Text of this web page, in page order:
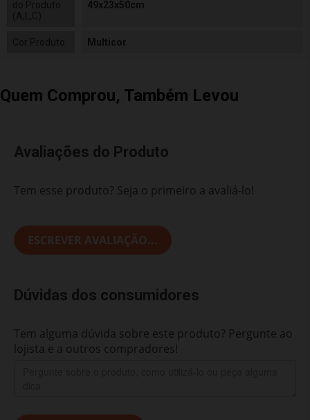
49x23x50cm
Multicor
Quem Comprou, Também Levou
Avaliações do Produto
Tem esse produto? Seja o primeiro a avaliá-lo!
ESCREVER AVALIAÇÃO...
Dúvidas dos consumidores
Tem alguma dúvida sobre este produto? Pergunte ao
lojista e a outros compradores!